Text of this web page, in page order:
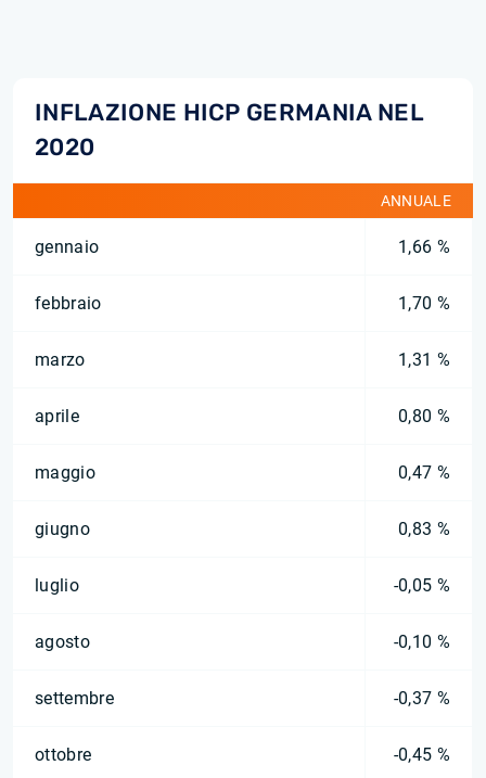
INFLAZIONE HICP GERMANIA NEL
2020
ANNUALE
gennaio 1,66 %
febbraio 1,70 %
marzo 1,31 %
aprile 0,80 %
maggio 0,47 %
giugno 0,83 %
luglio -0,05 %
agosto -0,10 %
settembre -0,37 %
ottobre -0,45 %